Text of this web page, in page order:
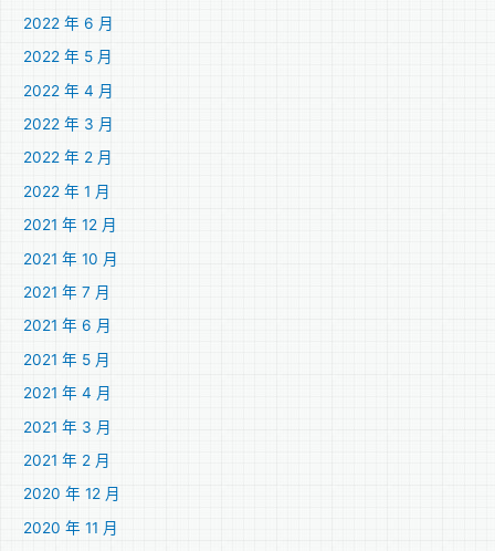
2022 年 6 月
2022 年 5 月
2022 年 4 月
2022 年 3 月
2022 年 2 月
2022 年 1 月
2021 年 12 月
2021 年 10 月
2021 年 7 月
2021 年 6 月
2021 年 5 月
2021 年 4 月
2021 年 3 月
2021 年 2 月
2020 年 12 月
2020 年 11 月